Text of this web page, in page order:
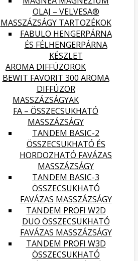
OLAJ – VELVESA®
MASSZÁZSÁGY TARTOZÉKOK
FABULO HENGERPÁRNA
ÉS FÉLHENGERPÁRNA
KÉSZLET
AROMA DIFFÚZOROK
BEWIT FAVORIT 300 AROMA
DIFFÚZOR
MASSZÁZSÁGYAK
FA – ÖSSZECSUKHATÓ
MASSZÁZSÁGY
TANDEM BASIC-2
ÖSSZECSUKHATÓ ÉS
HORDOZHATÓ FAVÁZAS
MASSZÁZSÁGY
TANDEM BASIC-3
ÖSSZECSUKHATÓ
FAVÁZAS MASSZÁZSÁGY
TANDEM PROFI W2D
DUO ÖSSZECSUKHATÓ
FAVÁZAS MASSZÁZSÁGY
TANDEM PROFI W3D
ÖSSZECSUKHATÓ